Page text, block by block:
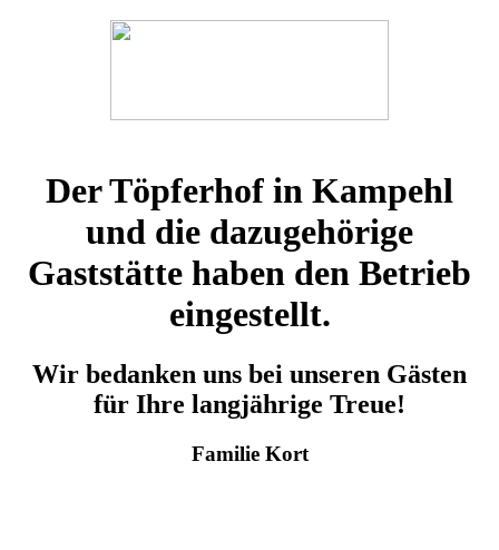
Der Töpferhof in Kampehl
und die dazugehörige
Gaststätte haben den Betrieb
eingestellt.
Wir bedanken uns bei unseren Gästen
für Ihre langjährige Treue!
Familie Kort